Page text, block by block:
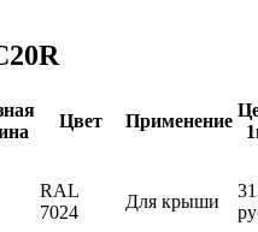
Цвет Применение
RAL
7024
Для крыши